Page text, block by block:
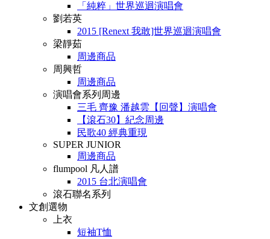
「純粹」世界巡迴演唱會
劉若英
2015 [Renext 我敢]世界巡迴演唱會
梁靜茹
周邊商品
周興哲
周邊商品
演唱會系列周邊
三毛 齊豫 潘越雲【回聲】演唱會
【滾石30】紀念周邊
民歌40 經典重現
SUPER JUNIOR
周邊商品
flumpool 凡人譜
2015 台北演唱會
滾石聯名系列
文創選物
上衣
短袖T恤